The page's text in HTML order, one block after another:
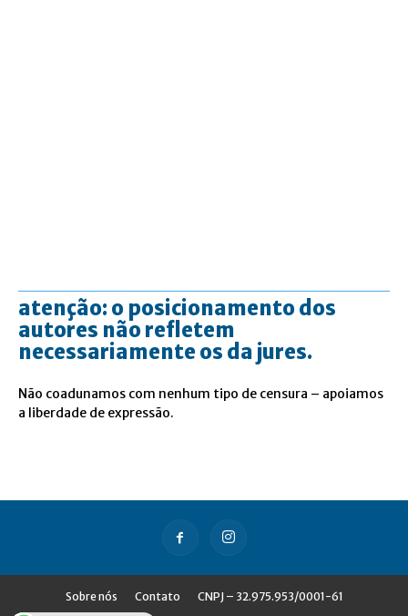
atenção: o posicionamento dos
autores não refletem
necessariamente os da jures.
Não coadunamos com nenhum tipo de censura – apoiamos
a liberdade de expressão.
Sobre nós Contato CNPJ – 32.975.953/0001-61